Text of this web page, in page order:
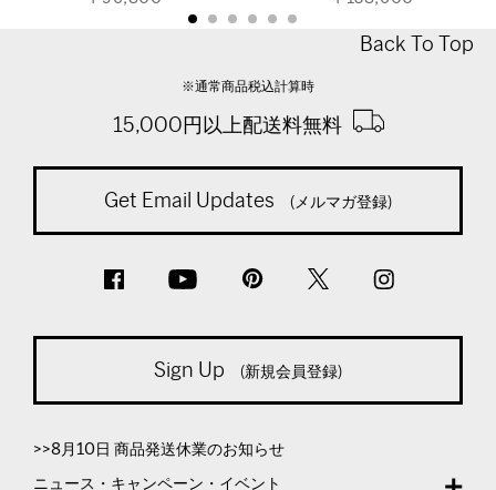
Back To Top
※通常商品税込計算時
15,000円以上配送料無料
Get Email Updates (メルマガ登録)
Sign Up (新規会員登録)
>>8月10日 商品発送休業のお知らせ
ニュース・キャンペーン・イベント